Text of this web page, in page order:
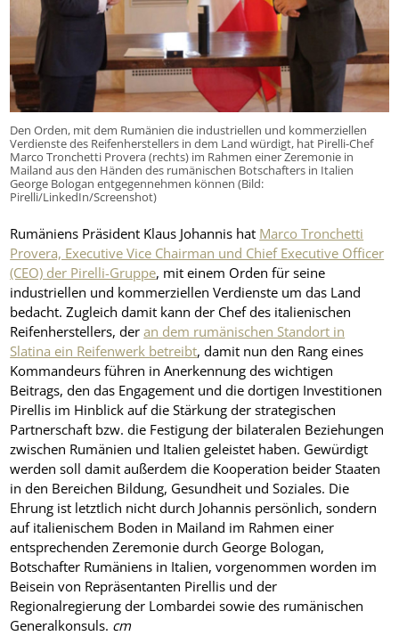
Den Orden, mit dem Rumänien die industriellen und kommerziellen
Verdienste des Reifenherstellers in dem Land würdigt, hat Pirelli-Chef
Marco Tronchetti Provera (rechts) im Rahmen einer Zeremonie in
Mailand aus den Händen des rumänischen Botschafters in Italien
George Bologan entgegennehmen können (Bild:
Pirelli/LinkedIn/Screenshot)
Rumäniens Präsident Klaus Johannis hat Marco Tronchetti
Provera, Executive Vice Chairman und Chief Executive Officer
(CEO) der Pirelli-Gruppe, mit einem Orden für seine
industriellen und kommerziellen Verdienste um das Land
bedacht. Zugleich damit kann der Chef des italienischen
Reifenherstellers, deran dem rumänischen Standort in
Slatina ein Reifenwerk betreibt, damit nun den Rang eines
Kommandeurs führen in Anerkennung des wichtigen
Beitrags, den das Engagement und die dortigen Investitionen
Pirellis im Hinblick auf die Stärkung der strategischen
Partnerschaft bzw. die Festigung der bilateralen Beziehungen
zwischen Rumänien und Italien geleistet haben. Gewürdigt
werden soll damit außerdem die Kooperation beider Staaten
in den Bereichen Bildung, Gesundheit und Soziales. Die
Ehrung ist letztlich nicht durch Johannis persönlich, sondern
auf italienischem Boden in Mailand im Rahmen einer
entsprechenden Zeremonie durch George Bologan,
Botschafter Rumäniens in Italien, vorgenommen worden im
Beisein von Repräsentanten Pirellis und der
Regionalregierung der Lombardei sowie des rumänischen
Generalkonsuls. cm